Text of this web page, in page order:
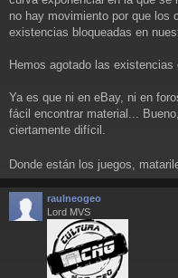
no hay movimiento por que los
existencias bloqueadas en
Hemos agotado las existencias
Ya es que ni en eBay, ni en
fácil encontrar material...
ciertamente difícil.
Donde están los juegos,
raulneogeo
Lord MVS